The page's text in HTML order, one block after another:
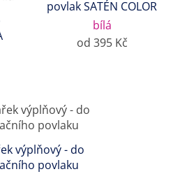
povlak SATÉN COLOR
bílá
od 395 Kč
výplňový - do
povlaku